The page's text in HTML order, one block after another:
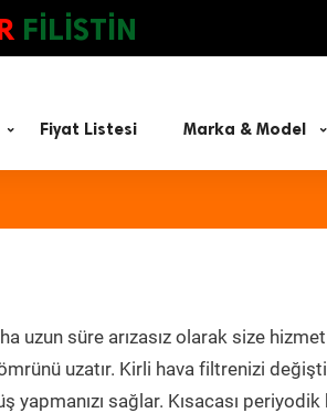
FİLİSTİN
Fiyat Listesi Marka & Model
uzun süre arızasız olarak size
uzatır. Kirli hava filtrenizi
yapmanızı sağlar. Kısacası periyodik